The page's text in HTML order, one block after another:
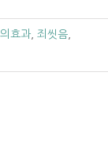
효과 죄씻음